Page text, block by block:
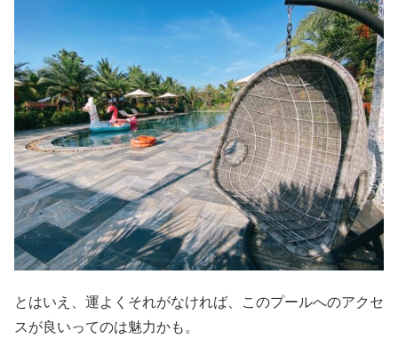
とはいえ、運よくそれがなければ、このプールへのアクセ
スが良いってのは魅力かも。